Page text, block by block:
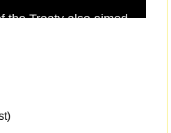
the Treaty also aimed
incentives to convert
farming,